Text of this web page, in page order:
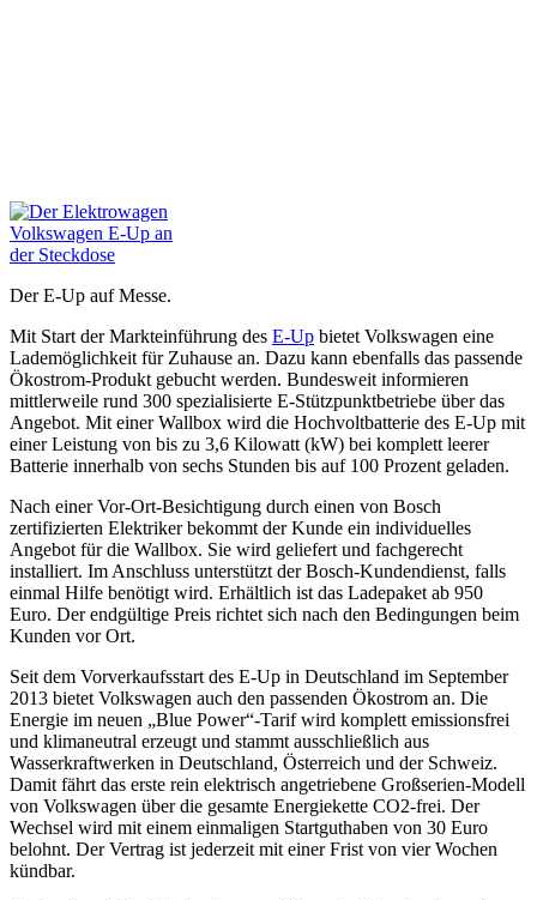
Der E-Up auf Messe.
Mit Start der Markteinführung des E-Up bietet Volkswagen eine
Lademöglichkeit für Zuhause an. Dazu kann ebenfalls das passende
Ökostrom-Produkt gebucht werden. Bundesweit informieren
mittlerweile rund 300 spezialisierte E-Stützpunktbetriebe über das
Angebot. Mit einer Wallbox wird die Hochvoltbatterie des E-Up mit
einer Leistung von bis zu 3,6 Kilowatt (kW) bei komplett leerer
Batterie innerhalb von sechs Stunden bis auf 100 Prozent geladen.
Nach einer Vor-Ort-Besichtigung durch einen von Bosch
zertifizierten Elektriker bekommt der Kunde ein individuelles
Angebot für die Wallbox. Sie wird geliefert und fachgerecht
installiert. Im Anschluss unterstützt der Bosch-Kundendienst, falls
einmal Hilfe benötigt wird. Erhältlich ist das Ladepaket ab 950
Euro. Der endgültige Preis richtet sich nach den Bedingungen beim
Kunden vor Ort.
Seit dem Vorverkaufsstart des E-Up in Deutschland im September
2013 bietet Volkswagen auch den passenden Ökostrom an. Die
Energie im neuen „Blue Power“-Tarif wird komplett emissionsfrei
und klimaneutral erzeugt und stammt ausschließlich aus
Wasserkraftwerken in Deutschland, Österreich und der Schweiz.
Damit fährt das erste rein elektrisch angetriebene Großserien-Modell
von Volkswagen über die gesamte Energiekette CO2-frei. Der
Wechsel wird mit einem einmaligen Startguthaben von 30 Euro
belohnt. Der Vertrag ist jederzeit mit einer Frist von vier Wochen
kündbar.